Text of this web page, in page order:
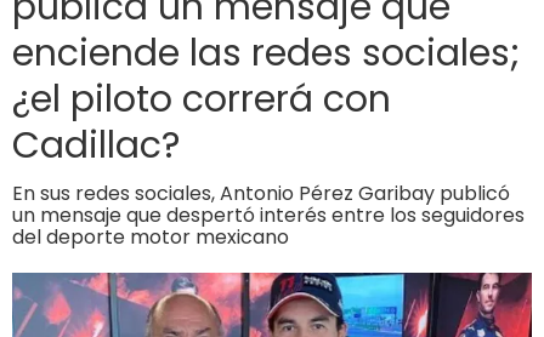
enciende las redes sociales;
¿el piloto correrá con
Cadillac?
En sus redes sociales, Antonio Pérez Garibay publicó
un mensaje que despertó interés entre los seguidores
del deporte motor mexicano